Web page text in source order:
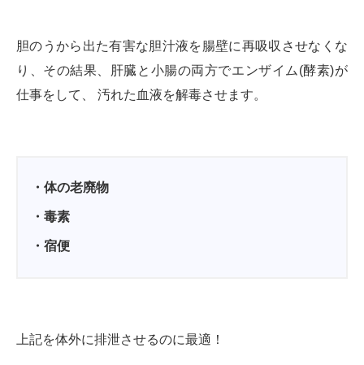
胆のうから出た有害な胆汁液を腸壁に再吸収させなくな
り、その結果、肝臓と小腸の両方でエンザイム(酵素)が
仕事をして、 汚れた血液を解毒させます。
・体の老廃物
・毒素
・宿便
上記を体外に排泄させるのに最適！